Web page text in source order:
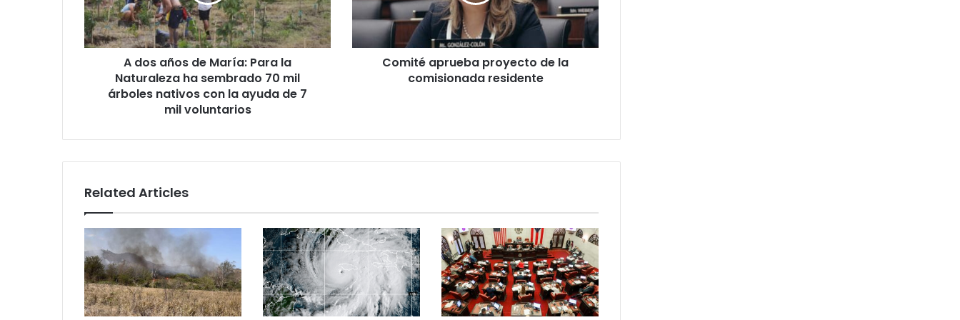
la
Naturaleza
ha
sembrado
ayuda
7
mil
voluntarios
A dos años de María: Para la
Naturaleza ha sembrado 70 mil
árboles nativos con la ayuda de 7
mil voluntarios
residente
Comité aprueba proyecto de la
comisionada residente
Related Articles